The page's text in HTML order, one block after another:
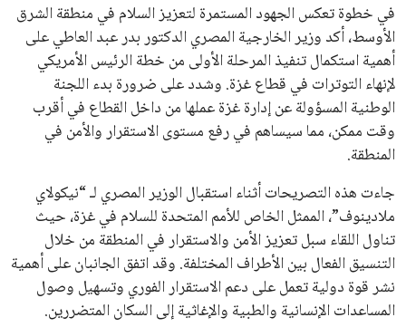
محافظات
في خطوة تعكس الجهود المستمرة لتعزيز السلام في منطقة الشرق
الأوسط، أكد وزير الخارجية المصري الدكتور بدر عبد العاطي على
أهمية استكمال تنفيذ المرحلة الأولى من خطة الرئيس الأمريكي
لإنهاء التوترات في قطاع غزة. وشدد على ضرورة بدء اللجنة
الوطنية المسؤولة عن إدارة غزة عملها من داخل القطاع في أقرب
وقت ممكن، مما سيساهم في رفع مستوى الاستقرار والأمن في
المنطقة.
جاءت هذه التصريحات أثناء استقبال الوزير المصري لـ “نيكولاي
ملادينوف”، الممثل الخاص للأمم المتحدة للسلام في غزة، حيث
تناول اللقاء سبل تعزيز الأمن والاستقرار في المنطقة من خلال
التنسيق الفعال بين الأطراف المختلفة. وقد اتفق الجانبان على أهمية
نشر قوة دولية تعمل على دعم الاستقرار الفوري وتسهيل وصول
المساعدات الإنسانية والطبية والإغاثية إلى السكان المتضررين.